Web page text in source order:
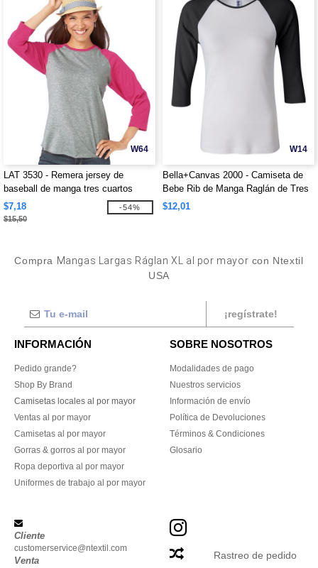
W64
LAT 3530 - Remera jersey de
baseball de manga tres cuartos
$7,18
$15,50
-54%
W14
Bella+Canvas 2000 - Camiseta de
Bebe Rib de Manga Raglán de Tres
Cuartos
$12,01
Compra Mangas Largas Ráglan XL al por mayor con Ntextil
USA
¡regístrate!
INFORMACIÓN
Pedido grande?
Shop By Brand
Camisetas locales al por mayor
Ventas al por mayor
Camisetas al por mayor
Gorras & gorros al por mayor
Ropa deportiva al por mayor
Uniformes de trabajo al por mayor
SOBRE NOSOTROS
Modalidades de pago
Nuestros servicios
Información de envío
Política de Devoluciones
Términos & Condiciones
Glosario
Cliente
customerservice@ntextil.com
Venta Rastreo de pedido